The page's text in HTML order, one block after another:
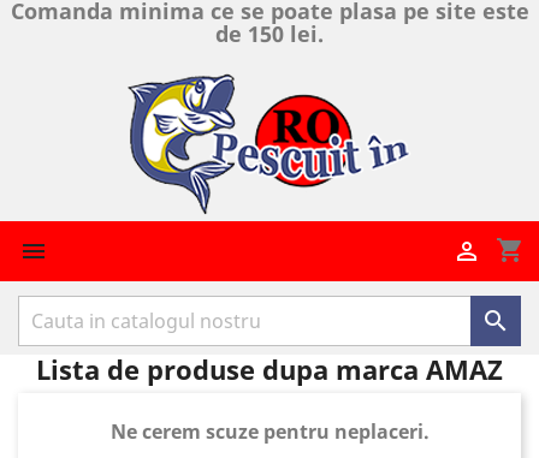
Comanda minima ce se poate plasa pe site este
de 150 lei.
 shopping_cart


Lista de produse dupa marca AMAZ
Ne cerem scuze pentru neplaceri.